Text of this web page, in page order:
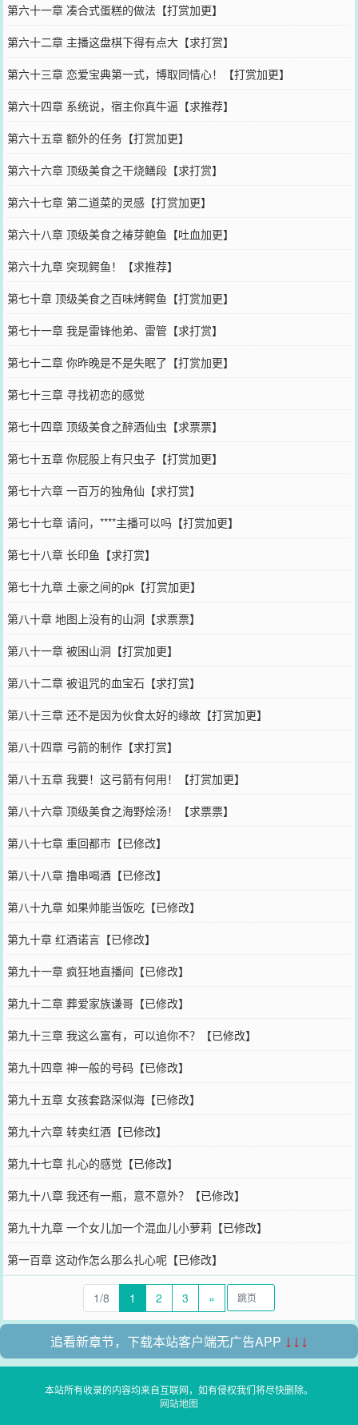
第六十一章 凑合式蛋糕的做法【打赏加更】
第六十二章 主播这盘棋下得有点大【求打赏】
第六十三章 恋爱宝典第一式，博取同情心！【打赏加更】
第六十四章 系统说，宿主你真牛逼【求推荐】
第六十五章 额外的任务【打赏加更】
第六十六章 顶级美食之干烧鳝段【求打赏】
第六十七章 第二道菜的灵感【打赏加更】
第六十八章 顶级美食之椿芽鲍鱼【吐血加更】
第六十九章 突现鳄鱼！【求推荐】
第七十章 顶级美食之百味烤鳄鱼【打赏加更】
第七十一章 我是雷锋他弟、雷管【求打赏】
第七十二章 你昨晚是不是失眠了【打赏加更】
第七十三章 寻找初恋的感觉
第七十四章 顶级美食之醉酒仙虫【求票票】
第七十五章 你屁股上有只虫子【打赏加更】
第七十六章 一百万的独角仙【求打赏】
第七十七章 请问，****主播可以吗【打赏加更】
第七十八章 长印鱼【求打赏】
第七十九章 土豪之间的pk【打赏加更】
第八十章 地图上没有的山洞【求票票】
第八十一章 被困山洞【打赏加更】
第八十二章 被诅咒的血宝石【求打赏】
第八十三章 还不是因为伙食太好的缘故【打赏加更】
第八十四章 弓箭的制作【求打赏】
第八十五章 我要！这弓箭有何用！【打赏加更】
第八十六章 顶级美食之海野烩汤！【求票票】
第八十七章 重回都市【已修改】
第八十八章 撸串喝酒【已修改】
第八十九章 如果帅能当饭吃【已修改】
第九十章 红酒诺言【已修改】
第九十一章 疯狂地直播间【已修改】
第九十二章 葬爱家族谦哥【已修改】
第九十三章 我这么富有，可以追你不？【已修改】
第九十四章 神一般的号码【已修改】
第九十五章 女孩套路深似海【已修改】
第九十六章 转卖红酒【已修改】
第九十七章 扎心的感觉【已修改】
第九十八章 我还有一瓶，意不意外？【已修改】
第九十九章 一个女儿加一个混血儿小萝莉【已修改】
第一百章 这动作怎么那么扎心呢【已修改】
1/8 1 2 3 »
追看新章节，下载本站客户端无广告APP ↓↓↓
本站所有收录的内容均来自互联网，如有侵权我们将尽快删除。
网站地图